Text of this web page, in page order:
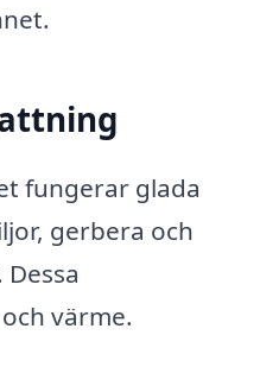
fungerar glada
gerbera och
värme.